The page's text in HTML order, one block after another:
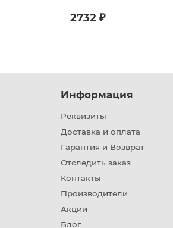
2732 ₽
Информация
Реквизиты
Доставка и оплата
Гарантия и Возврат
Отследить заказ
Контакты
Производители
Акции
Блог